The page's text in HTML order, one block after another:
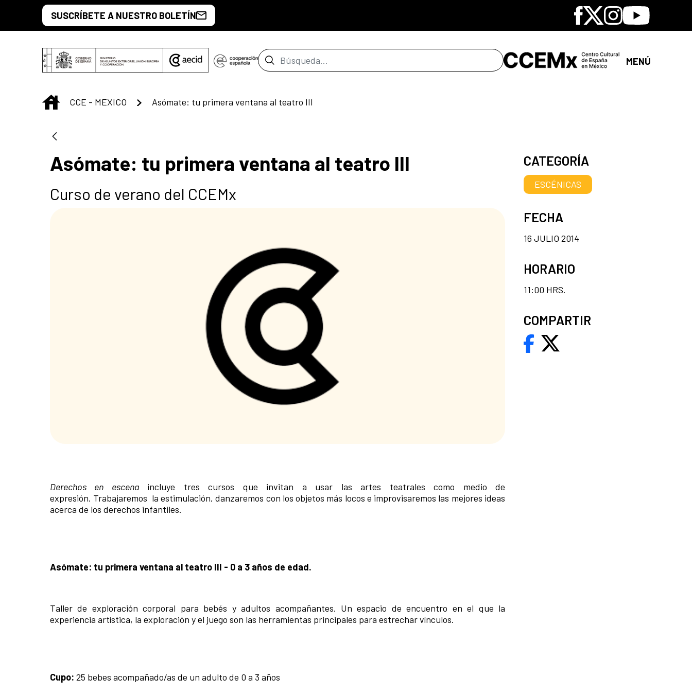
Saltar al contenido principal
SUSCRÍBETE A NUESTRO BOLETÍN Facebook
X Instagram
Youtube
Barra de búsqueda MENÚ
INICIO
CCE - MEXICO Asómate: tu primera ventana al teatro III
Asómate: tu primera ventana al teatro III
Curso de verano del CCEMx
Derechos en escena incluye tres cursos que invitan a usar las artes teatrales como medio de
expresión. Trabajaremos la estimulación, danzaremos con los objetos más locos e improvisaremos las mejores ideas
acerca de los derechos infantiles.
Asómate: tu primera ventana al teatro III - 0 a 3 años de edad.
Taller de exploración corporal para bebés y adultos acompañantes. Un espacio de encuentro en el que la
experiencia artística, la exploración y el juego son las herramientas principales para estrechar vínculos.
Cupo: 25 bebes acompañado/as de un adulto de 0 a 3 años
CATEGORÍA
ESCÉNICAS
FECHA
16 JULIO 2014
HORARIO
11:00 HRS.
COMPARTIR